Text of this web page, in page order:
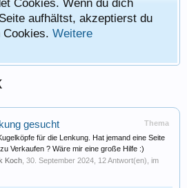
Cookies. Wenn du dich
aufhältst, akzeptierst du
Cookies. Weitere
Thema
gesucht
für die Lenkung. Hat jemand eine Seite
Verkaufen ? Wäre mir eine große Hilfe :)
Koch 30. September 2024 , 12 Antwort(en), im